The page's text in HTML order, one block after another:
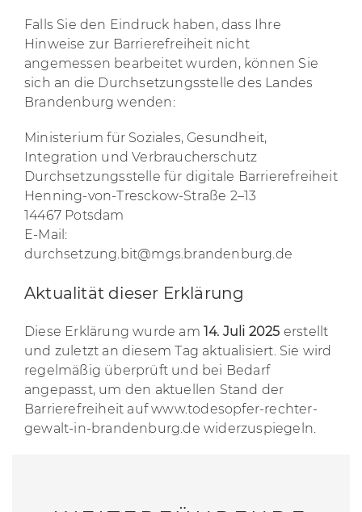
Falls Sie den Eindruck haben, dass Ihre
Hinweise zur Barrierefreiheit nicht
angemessen bearbeitet wurden, können Sie
sich an die Durchsetzungsstelle des Landes
Brandenburg wenden:
Ministerium für Soziales, Gesundheit,
Integration und Verbraucherschutz
Durchsetzungsstelle für digitale Barrierefreiheit
Henning-von-Tresckow-Straße 2–13
14467 Potsdam
E-Mail:
durchsetzung.bit@mgs.brandenburg.de
Aktualität dieser Erklärung
Diese Erklärung wurde am 14. Juli 2025 erstellt
und zuletzt an diesem Tag aktualisiert. Sie wird
regelmäßig überprüft und bei Bedarf
angepasst, um den aktuellen Stand der
Barrierefreiheit auf www.todesopfer-rechter-
gewalt-in-brandenburg.de widerzuspiegeln.